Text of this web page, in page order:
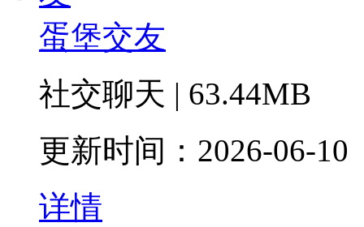
蛋堡交友
社交聊天 | 63.44MB
更新时间：2026-06-10
详情